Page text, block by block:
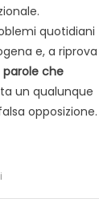
quotidiani
e, a riprova
parole che
un qualunque
opposizione.